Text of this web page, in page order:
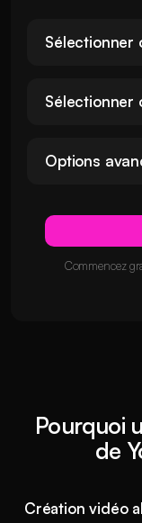
Sélectionner
Sélectionner
Options
Commencez
Pourquoi
de
Création vidéo